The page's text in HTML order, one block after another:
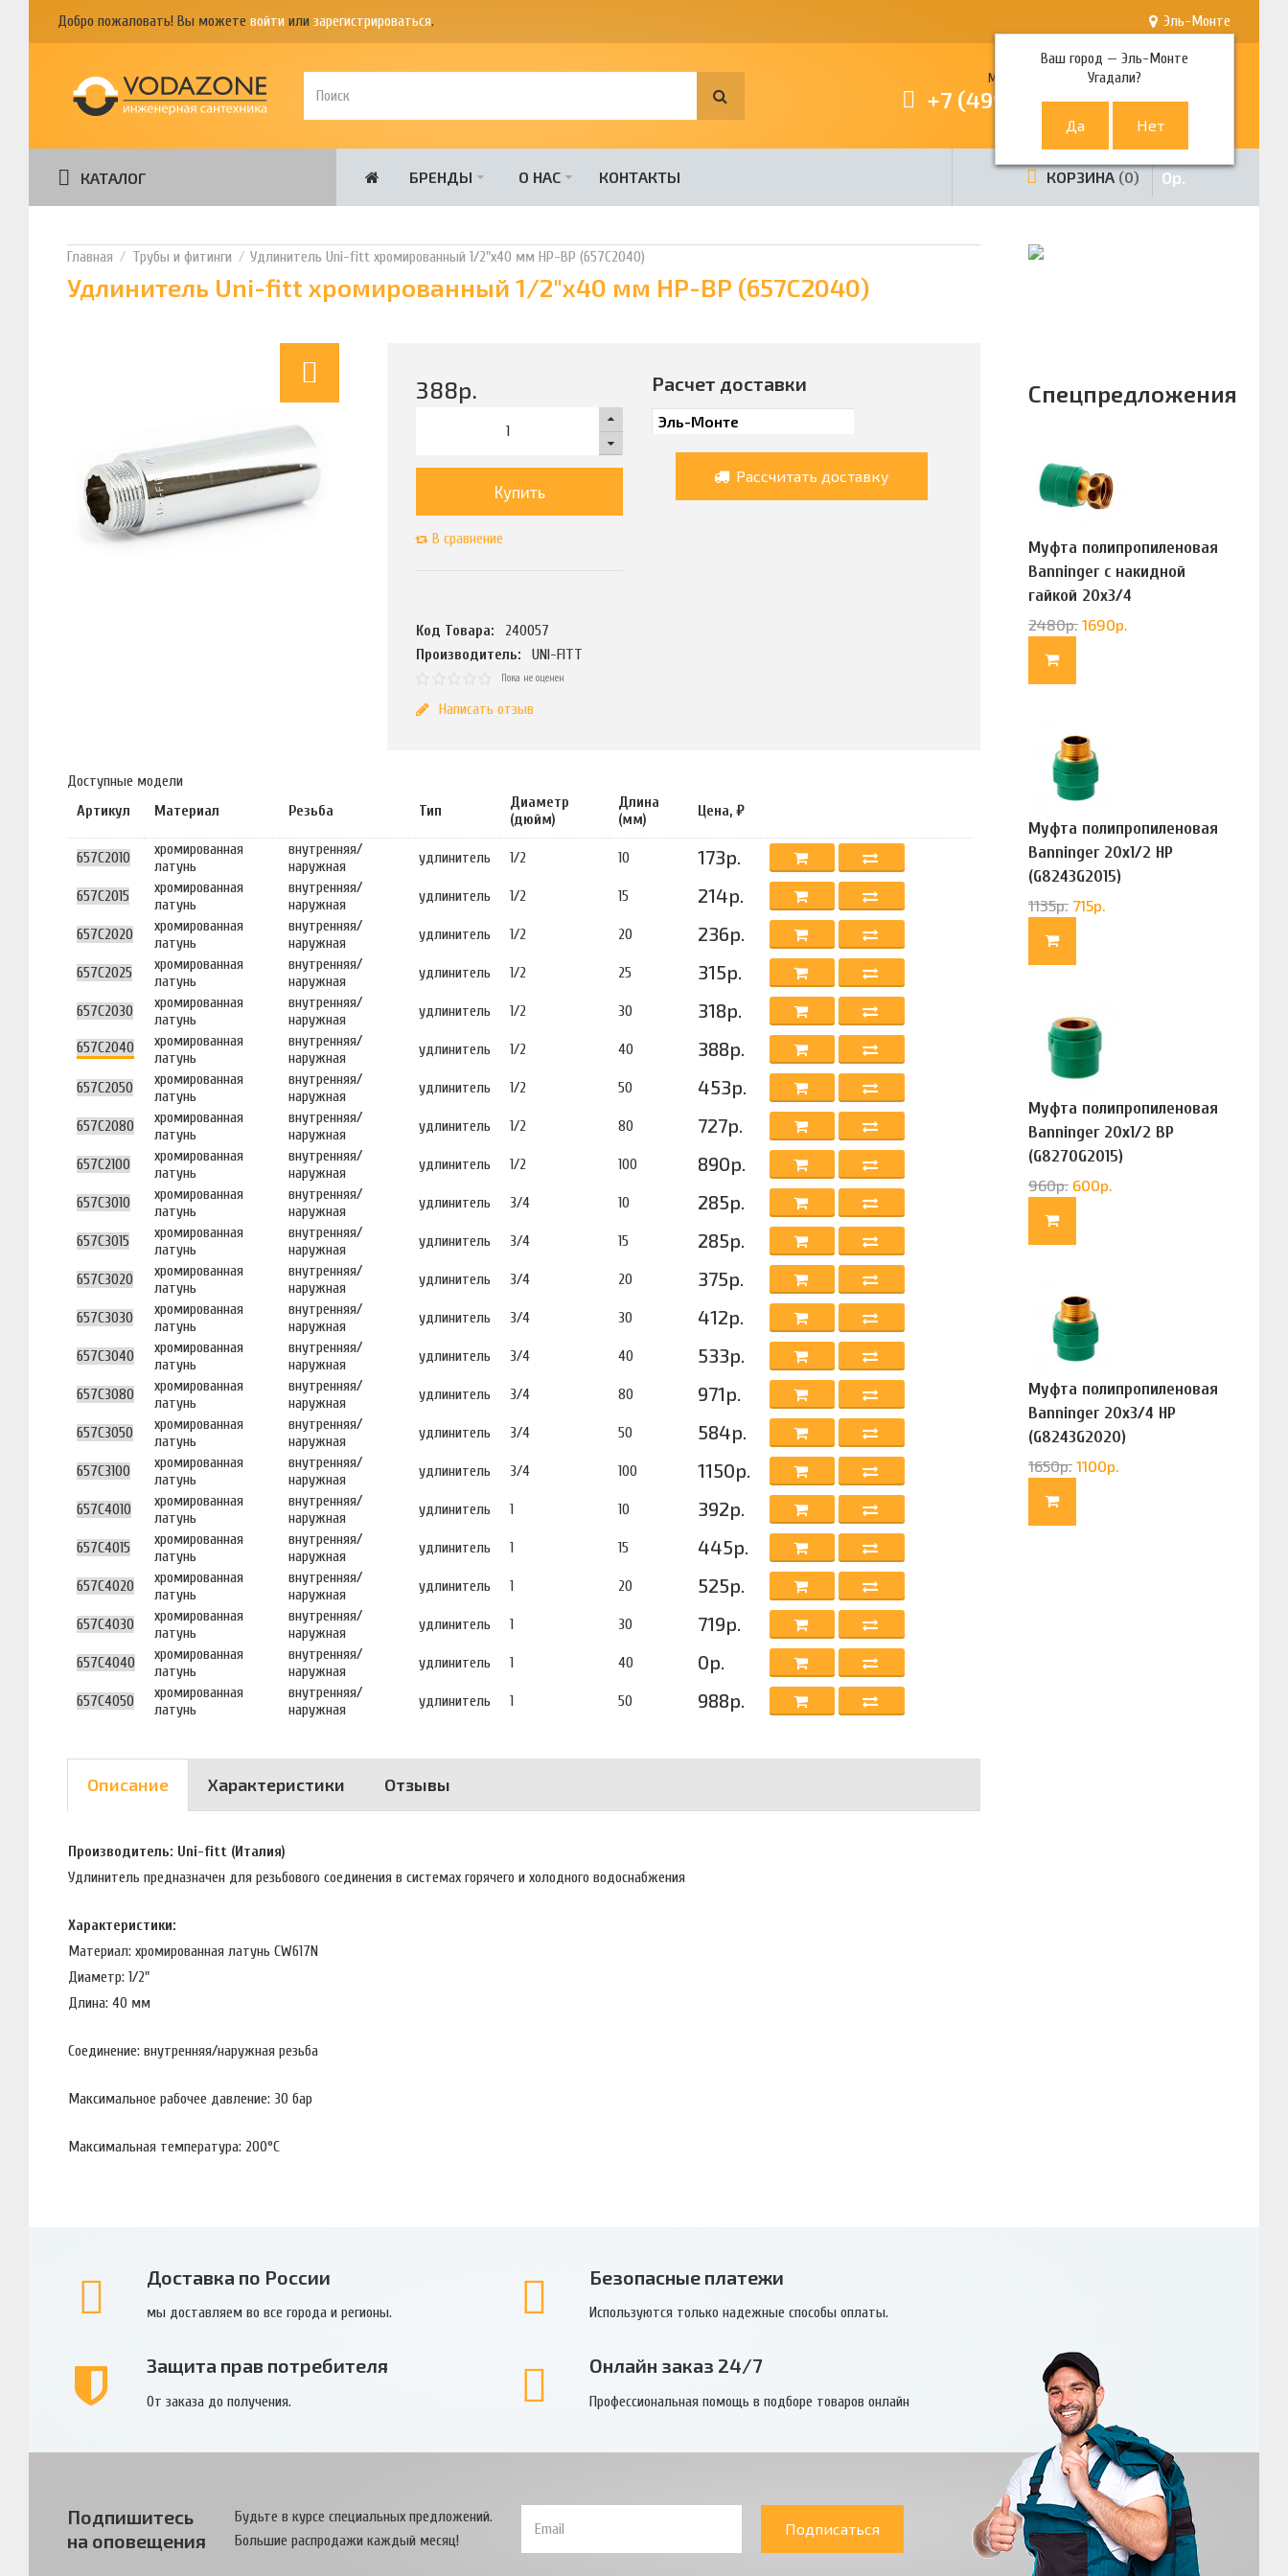
Добро пожаловать! Вы можете войти или зарегистрироваться. Эль-Монте
Ваш город —Эль-Монте
Угадали?
Многоканальный телефон
+7 (499) 380-80-80
КАТАЛОГ БРЕНДЫ О НАС КОНТАКТЫ КОРЗИНА 0 0р.
Трубы и фитинги Удлинитель Uni-fitt хромированный 1/2"х40 мм НР-ВР (657C2040)
Удлинитель Uni-fitt хромированный 1/2"х40 мм НР-ВР (657C2040)
388р.
Купить
В сравнение
Код Товара:
240057
Производитель:
UNI-FITT
Пока не оценен
Написать отзыв
Расчет доставки
Рассчитать доставку
Доступные модели
Артикул
Материал Резьба Тип
Диаметр
(дюйм)
Длина
(мм)
Цена, ₽
657C2010
хромированная
латунь
внутренняя/
наружная
удлинитель 1/2 10 173р.
657C2015
хромированная
латунь
внутренняя/
наружная
удлинитель 1/2 15 214р.
657C2020
хромированная
латунь
внутренняя/
наружная
удлинитель 1/2 20 236р.
657C2025
хромированная
латунь
внутренняя/
наружная
удлинитель 1/2 25 315р.
657C2030
хромированная
латунь
внутренняя/
наружная
удлинитель 1/2 30 318р.
657C2040
хромированная
латунь
внутренняя/
наружная
удлинитель 1/2 40 388р.
657C2050
хромированная
латунь
внутренняя/
наружная
удлинитель 1/2 50 453р.
657C2080
хромированная
латунь
внутренняя/
наружная
удлинитель 1/2 80 727р.
657C2100
хромированная
латунь
внутренняя/
наружная
удлинитель 1/2 100 890р.
657C3010
хромированная
латунь
внутренняя/
наружная
удлинитель 3/4 10 285р.
657C3015
хромированная
латунь
внутренняя/
наружная
удлинитель 3/4 15 285р.
657C3020
хромированная
латунь
внутренняя/
наружная
удлинитель 3/4 20 375р.
657C3030
хромированная
латунь
внутренняя/
наружная
удлинитель 3/4 30 412р.
657C3040
хромированная
латунь
внутренняя/
наружная
удлинитель 3/4 40 533р.
657C3080
хромированная
латунь
внутренняя/
наружная
удлинитель 3/4 80 971р.
657C3050
хромированная
латунь
внутренняя/
наружная
удлинитель 3/4 50 584р.
657C3100
хромированная
латунь
внутренняя/
наружная
удлинитель 3/4 100 1150р.
657C4010
хромированная
латунь
внутренняя/
наружная
удлинитель 1 10 392р.
657C4015
хромированная
латунь
внутренняя/
наружная
удлинитель 1 15 445р.
657C4020
хромированная
латунь
внутренняя/
наружная
удлинитель 1 20 525р.
657C4030
хромированная
латунь
внутренняя/
наружная
удлинитель 1 30 719р.
657C4040
хромированная
латунь
внутренняя/
наружная
удлинитель 1 40 0р.
657C4050
хромированная
латунь
внутренняя/
наружная
удлинитель 1 50 988р.
Описание Характеристики Отзывы
Производитель: Uni-fitt (Италия)
Удлинитель предназначен для резьбового соединения в системах горячего и холодного водоснабжения
Характеристики:
Материал: хромированная латунь CW617N
Диаметр: 1/2"
Длина: 40 мм
Соединение: внутренняя/наружная резьба
Максимальное рабочее давление: 30 бар
Максимальная температура: 200°С
Спецпредложения
Муфта полипропиленовая
Banninger с накидной
гайкой 20х3/4
(G83322020)
2480р. 1690р.
Муфта полипропиленовая
Banninger 20х1/2 НР
(G8243G2015)
1135р. 715р.
Муфта полипропиленовая
Banninger 20х1/2 ВР
(G8270G2015)
960р. 600р.
Муфта полипропиленовая
Banninger 20х3/4 НР
(G8243G2020)
1650р. 1100р.
Доставка по России
мы доставляем во все города и регионы.
Безопасные платежи
Используются только надежные способы оплаты.
Защита прав потребителя
От заказа до получения.
Онлайн заказ 24/7
Профессиональная помощь в подборе товаров онлайн
Подпишитесь
на оповещения
Будьте в курсе специальных предложений.
Большие распродажи каждый месяц!
Подписаться